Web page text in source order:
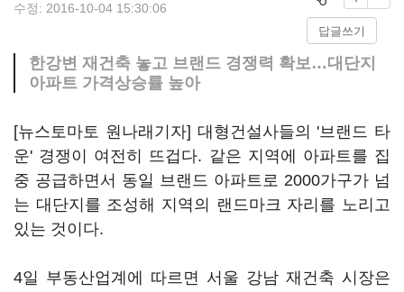
수정: 2016-10-04 15:30:06
답글쓰기
한강변 재건축 놓고 브랜드 경쟁력 확보…대단지
아파트 가격상승률 높아
[뉴스토마토 원나래기자] 대형건설사들의 '브랜드 타
운' 경쟁이 여전히 뜨겁다. 같은 지역에 아파트를 집
중 공급하면서 동일 브랜드 아파트로 2000가구가 넘
는 대단지를 조성해 지역의 랜드마크 자리를 노리고
있는 것이다.
4일 부동산업계에 따르면 서울 강남 재건축 시장은